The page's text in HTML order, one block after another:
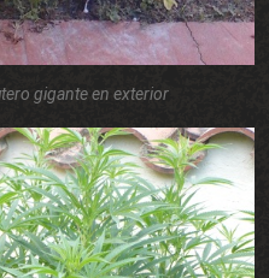
gigante en exterior